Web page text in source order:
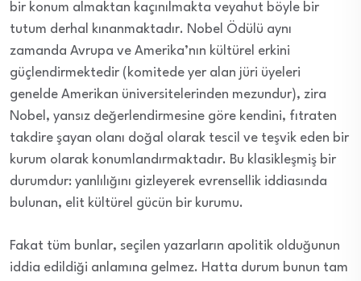
bir konum almaktan kaçınılmakta veyahut böyle bir
tutum derhal kınanmaktadır. Nobel Ödülü aynı
zamanda Avrupa ve Amerika’nın kültürel erkini
güçlendirmektedir (komitede yer alan jüri üyeleri
genelde Amerikan üniversitelerinden mezundur), zira
Nobel, yansız değerlendirmesine göre kendini, fıtraten
takdire şayan olanı doğal olarak tescil ve teşvik eden bir
kurum olarak konumlandırmaktadır. Bu klasikleşmiş bir
durumdur: yanlılığını gizleyerek evrensellik iddiasında
bulunan, elit kültürel gücün bir kurumu.
Fakat tüm bunlar, seçilen yazarların apolitik olduğunun
iddia edildiği anlamına gelmez. Hatta durum bunun tam